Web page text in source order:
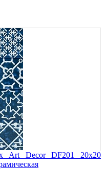
Art Decor DF201 20х20